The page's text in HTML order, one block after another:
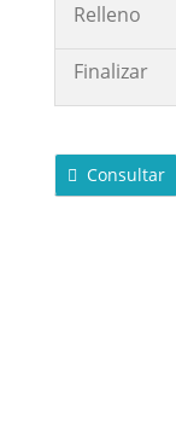
Relleno
Finalizar
Consultar